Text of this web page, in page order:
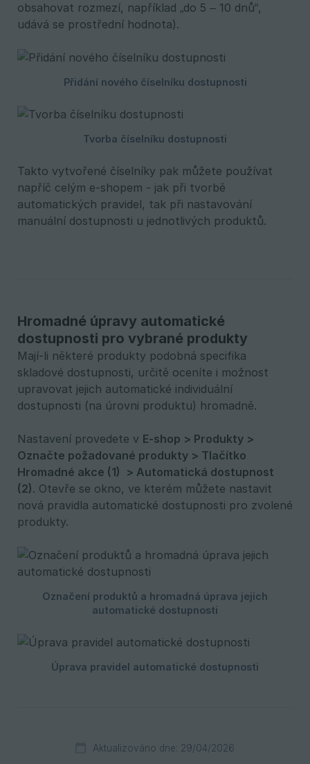
obsahovat rozmezí, například „do 5 – 10 dnů“,
udává se prostřední hodnota).
Takto vytvořené číselníky pak můžete používat
napříč celým e-shopem - jak při tvorbě
automatických pravidel, tak při nastavování
manuální dostupnosti u jednotlivých produktů.
Hromadné úpravy automatické
dostupnosti pro vybrané produkty
Mají-li některé produkty podobná specifika
skladové dostupnosti, určitě oceníte i možnost
upravovat jejich automatické individuální
dostupnosti (na úrovni produktu) hromadně.
Nastavení provedete v E-shop > Produkty >
Označte požadované produkty > Tlačítko
Hromadné akce (1)  > Automatická dostupnost
(2). Otevře se okno, ve kterém můžete nastavit
nová pravidla automatické dostupnosti pro zvolené
produkty.
Aktualizováno dne: 29/04/2026